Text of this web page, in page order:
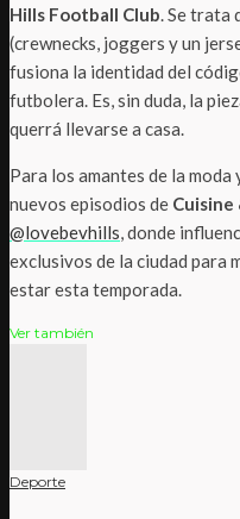
Hills Football Club. Se trata
(crewnecks, joggers y un
fusiona la identidad del
futbolera. Es, sin duda, la
querrá llevarse a casa.
Para los amantes de la
nuevos episodios de Cuisine
@lovebevhills, donde
exclusivos de la ciudad para
estar esta temporada.
Ver también
Deporte